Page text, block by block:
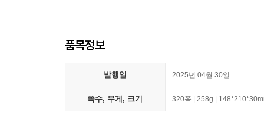
품목정보
발행일 2025년 04월 30일
쪽수, 무게, 크기 320쪽 | 258g |